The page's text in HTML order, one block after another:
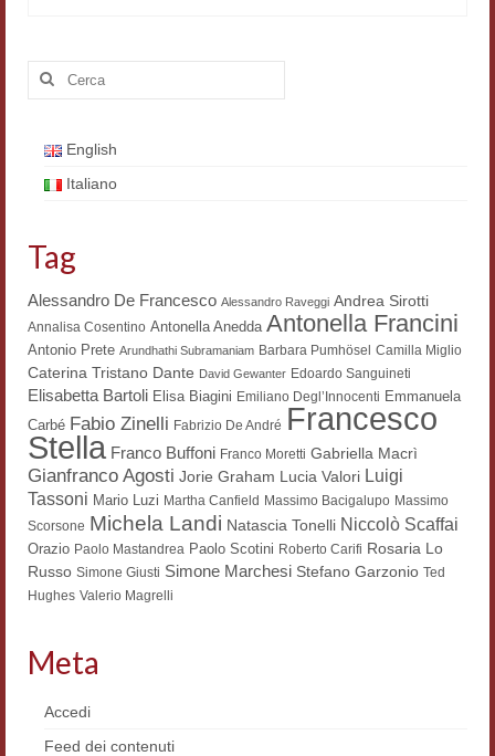
Eurasian Latin Archive
Rammses
LEAD
Didattica
Summer School DH
ERASMUS/DEMM
Storia e forme della canzone
Pubblicazioni
Hagiographica Coreana
Koreanische Literatur und Kultur
Scrittori latini dell’Europa medioevale
Atti di convegno
Cerca:
English
Italiano
Tag
Alessandro De Francesco Alessandro Raveggi Andrea Sirotti
Annalisa Cosentino Antonella Anedda Antonella Francini
Antonio Prete Arundhathi Subramaniam Barbara Pumhösel Camilla Miglio
Caterina Tristano Dante David Gewanter Edoardo Sanguineti
Elisabetta Bartoli Elisa Biagini Emiliano Degl’Innocenti Emmanuela
Carbé Fabio Zinelli Fabrizio De André Francesco
Stella Franco Buffoni Franco Moretti Gabriella Macrì
Gianfranco Agosti Jorie Graham Lucia Valori Luigi
Tassoni Mario Luzi Martha Canfield Massimo Bacigalupo Massimo
Scorsone Michela Landi Natascia Tonelli Niccolò Scaffai
Orazio Paolo Mastandrea Paolo Scotini Roberto Carifi Rosaria Lo
Russo Simone Giusti Simone Marchesi Stefano Garzonio Ted
Hughes Valerio Magrelli
Meta
Accedi
Feed dei contenuti